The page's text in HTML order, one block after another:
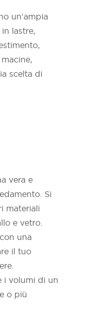
un'ampia
lastre,
scelta di
vera e
Si
materiali
e vetro.
una
il tuo
i volumi di un
o più